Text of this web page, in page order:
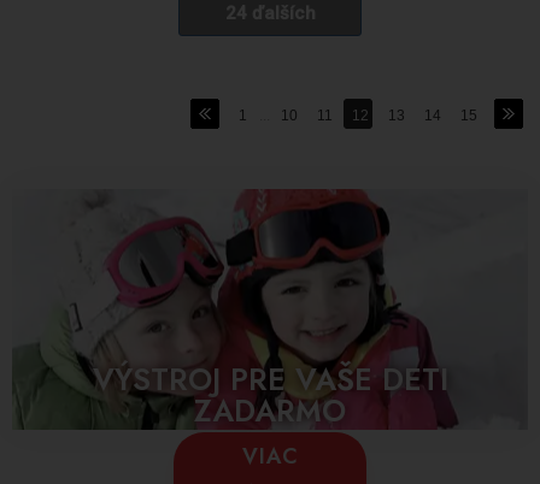
24 ďalších
1 10 11 12 13 14 15
VÝSTROJ PRE VAŠE DETI
ZADARMO
VIAC